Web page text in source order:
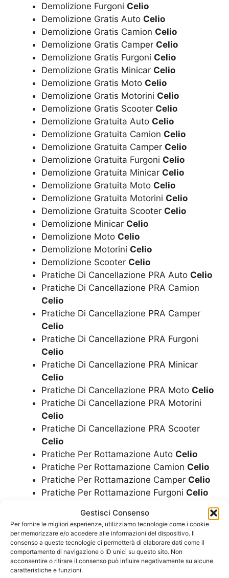
Gestisci Consenso
Per fornire le migliori esperienze, utilizziamo tecnologie come i cookie
per memorizzare e/o accedere alle informazioni del dispositivo. Il
consenso a queste tecnologie ci permetterà di elaborare dati come il
comportamento di navigazione o ID unici su questo sito. Non
acconsentire o ritirare il consenso può influire negativamente su alcune
caratteristiche e funzioni.
Demolizione Furgoni Celio
Demolizione Gratis Auto Celio
Demolizione Gratis Camion Celio
Demolizione Gratis Camper Celio
Demolizione Gratis Furgoni Celio
Demolizione Gratis Minicar Celio
Demolizione Gratis Moto Celio
Demolizione Gratis Motorini Celio
Demolizione Gratis Scooter Celio
Demolizione Gratuita Auto Celio
Demolizione Gratuita Camion Celio
Demolizione Gratuita Camper Celio
Demolizione Gratuita Furgoni Celio
Demolizione Gratuita Minicar Celio
Demolizione Gratuita Moto Celio
Demolizione Gratuita Motorini Celio
Demolizione Gratuita Scooter Celio
Demolizione Minicar Celio
Demolizione Moto Celio
Demolizione Motorini Celio
Demolizione Scooter Celio
Pratiche Di Cancellazione PRA Auto Celio
Pratiche Di Cancellazione PRA Camion
Celio
Pratiche Di Cancellazione PRA Camper
Celio
Pratiche Di Cancellazione PRA Furgoni
Celio
Pratiche Di Cancellazione PRA Minicar
Celio
Pratiche Di Cancellazione PRA Moto Celio
Pratiche Di Cancellazione PRA Motorini
Celio
Pratiche Di Cancellazione PRA Scooter
Celio
Pratiche Per Rottamazione Auto Celio
Pratiche Per Rottamazione Camion Celio
Pratiche Per Rottamazione Camper Celio
Pratiche Per Rottamazione Furgoni Celio
Pratiche Per Rottamazione Moto
Pratiche Per Rottamazione Motorini Celio
Pratiche Per Rottamazione ScooterCelio
Radiazione Auto Celio